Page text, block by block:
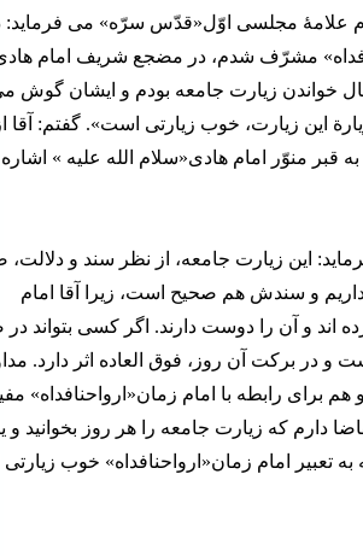
علامۀ مجلسی اوّل«قدّس سرّه» می فرماید:
مشرّف شدم، در مضجع شریف امام
خواندن زیارت جامعه بودم و ایشان گوش
این زیارت، خوب زیارتی است». گفتم: آقا
قبر منوّر امام هادی«سلام الله علیه »
این زیارت جامعه، از نظر سند و دلالت،
و سندش هم صحیح است، زیرا آقا امام
اند و آن را دوست دارند. اگر کسی بتواند
و در برکت آن روز، فوق العاده اثر دارد.
برای رابطه با امام زمان«ارواحنافداه»
که زیارت جامعه را هر روز بخوانید و
به تعبیر امام زمان«ارواحنافداه» خوب